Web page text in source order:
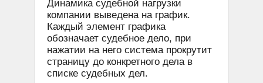
Динамика судебной нагрузки
компании выведена на график.
Каждый элемент графика
обозначает судебное дело, при
нажатии на него система прокрутит
страницу до конкретного дела в
списке судебных дел.